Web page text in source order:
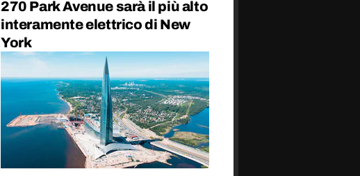
270 Park Avenue sarà il più alto
interamente elettrico di New
York